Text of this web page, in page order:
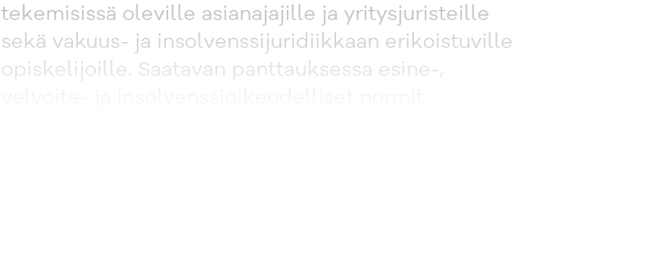
tekemisissä oleville asianajajille ja yritysjuristeille
sekä vakuus- ja insolvenssijuridiikkaan erikoistuville
opiskelijoille. Saatavan panttauksessa esine-,